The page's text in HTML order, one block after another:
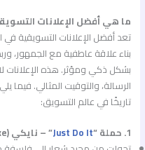
ما هي أفضل الإعلانات
تعد أفضل الإعلانات التسويقية في
بناء علاقة عاطفية مع الجمهور،
بشكل ذكي ومؤثر. هذه الإعلانات
الرسالة، والتوقيت المثالي. فيما
تاريخًا في عالم التسويق:
1. حملة “
Just Do It” – نايكي (Nike)